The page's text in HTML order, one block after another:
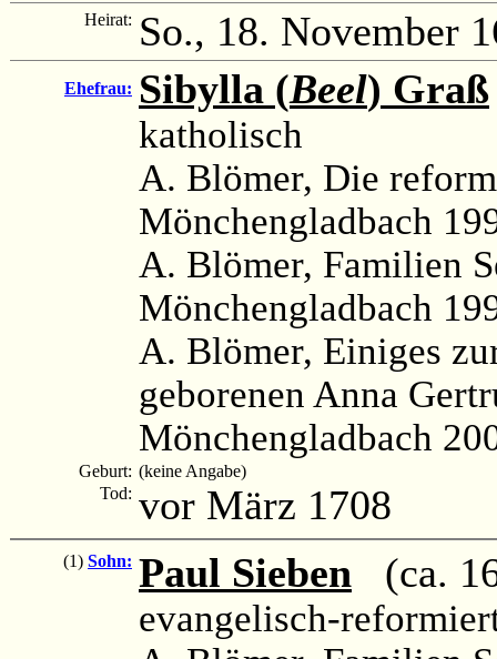
Heirat: So., 18. November
Ehefrau: Sibylla (Beel) Graß
katholisch
A. Blömer, Die
Mönchengladbach
A. Blömer, Familien
Mönchengladbach
A. Blömer, Einiges
geborenen Anna
Mönchengladbach
Geburt: (keine Angabe)
Tod: vor März 1708
(1) Sohn: Paul Sieben (ca.
evangelisch-